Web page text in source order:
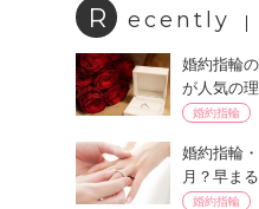
R ecently
婚約指輪
が人気の
婚約指輪
婚約指輪
月？早ま
婚約指輪